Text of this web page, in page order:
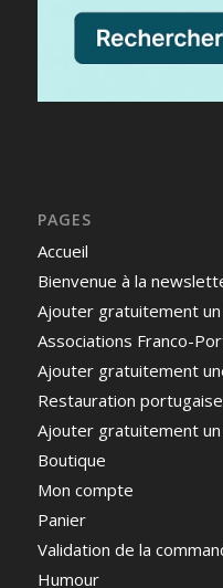
PAGES
Accueil
Bienvenue à la
Ajouter gratuitement
Associations Franco-
Ajouter gratuitement
Restauration
Ajouter gratuitement
Boutique
Mon compte
Panier
Validation de la
Humour